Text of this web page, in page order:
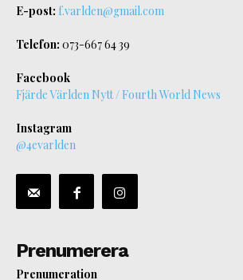
E-post: f.varlden@gmail.com
Telefon: 073-667 64 39
Facebook
Fjärde Världen Nytt / Fourth World News
Instagram
@4evarlden
Prenumerera
Prenumeration